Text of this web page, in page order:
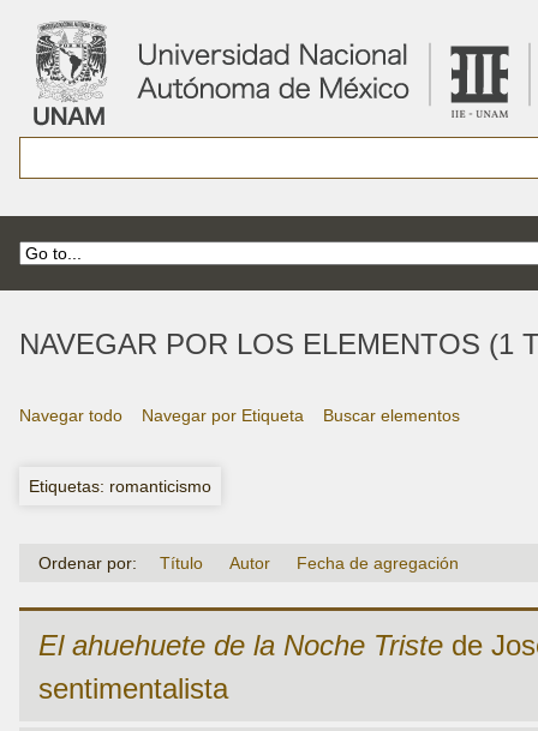
NAVEGAR POR LOS ELEMENTOS (1
Navegar todo Navegar por Etiqueta Buscar elementos
Etiquetas: romanticismo
Ordenar por: Título Autor Fecha de agregación
El ahuehuete de la Noche Triste de
sentimentalista